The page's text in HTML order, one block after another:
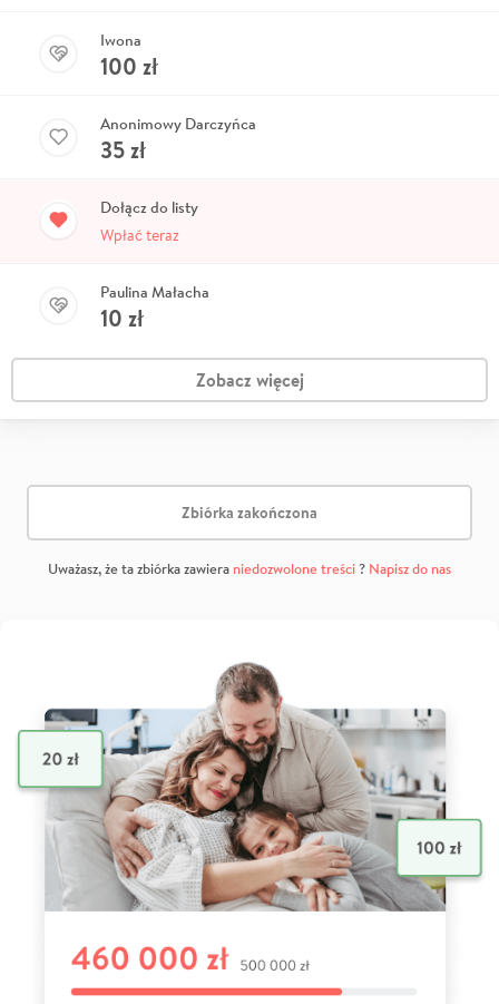
Iwona
100 zł
Anonimowy Darczyńca
35zł
Dołącz do listy
Wpłać teraz
Paulina Małacha
10 zł
Zobacz więcej
Zbiórka zakończona
Uważasz, że ta zbiórka zawiera niedozwolone treści? Napisz do nas